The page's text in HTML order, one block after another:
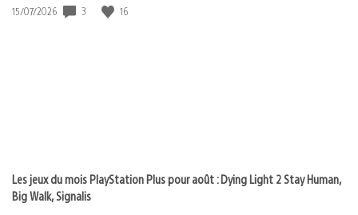
Date
15/07/2026 3 16
Les jeux du mois PlayStation Plus pour août : Dying Light 2 Stay Human,
Big Walk, Signalis